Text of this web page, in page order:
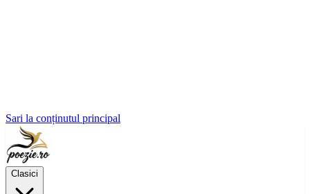
Sari la conținutul principal
Clasici